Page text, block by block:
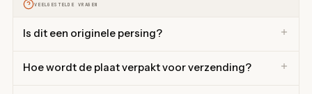
VEELGESTELDE VRAGEN
Is dit een originele persing?
Hoe wordt de plaat verpakt voor verzending?